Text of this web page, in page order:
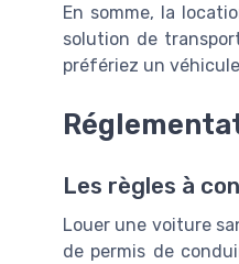
En somme, la
solution de
préfériez un
Les règles à
Louer une voiture
de permis de